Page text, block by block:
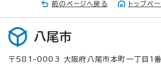
前のページへ戻る トップペ
八尾市
〒581-0003 大阪府八尾市本町一丁目1